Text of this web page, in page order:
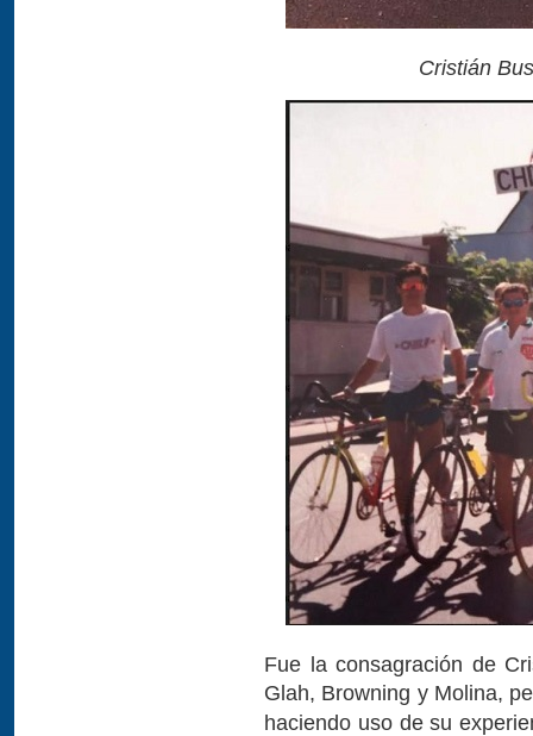
Cristián
Fue la consagración de
Glah, Browning y Molina,
haciendo uso de su